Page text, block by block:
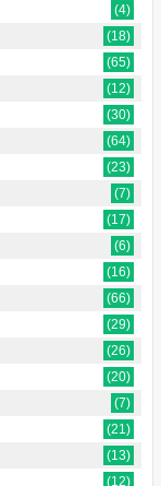
(4)
(18)
(65)
(12)
(30)
(64)
(23)
(7)
(17)
(6)
(16)
(66)
(29)
(26)
(20)
(7)
(21)
(13)
(12)